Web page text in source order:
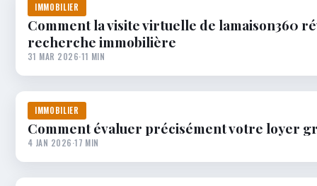
IMMOBILIER
Comment la visite virtuelle de lamaison360
recherche immobilière
31 MAR 2026·11 MIN
IMMOBILIER
Comment évaluer précisément votre loyer
4 JAN 2026·17 MIN